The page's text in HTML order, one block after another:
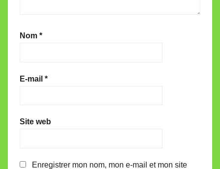
Nom *
E-mail *
Site web
Enregistrer mon nom, mon e-mail et mon site